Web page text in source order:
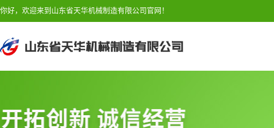
你好，欢迎来到山东省天华机械制造有限公司官网！